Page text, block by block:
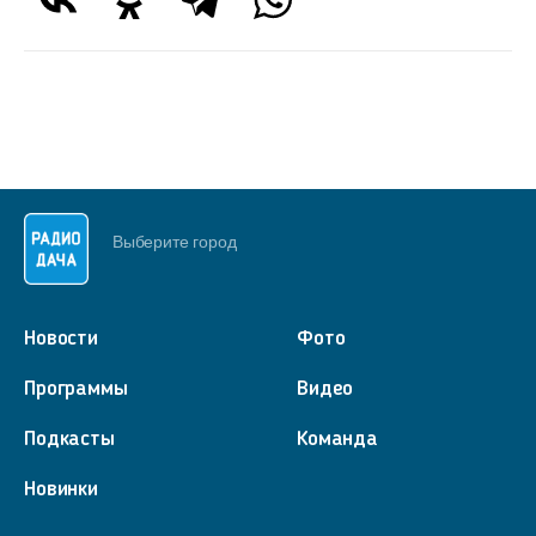
Выберите город
Новости
Программы
Подкасты
Новинки
Фото
Видео
Команда